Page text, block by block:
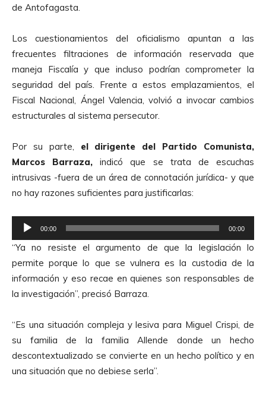
de Antofagasta.
Los cuestionamientos del oficialismo apuntan a las
frecuentes filtraciones de información reservada que
maneja Fiscalía y que incluso podrían comprometer la
seguridad del país. Frente a estos emplazamientos, el
Fiscal Nacional, Ángel Valencia, volvió a invocar cambios
estructurales al sistema persecutor.
Por su parte, el dirigente del Partido Comunista,
Marcos Barraza, indicó que se trata de escuchas
intrusivas -fuera de un área de connotación jurídica- y que
no hay razones suficientes para justificarlas:
e
r
o
d
t
o
r
00:00 00:00
“Ya no resiste el argumento de que la legislación lo
permite porque lo que se vulnera es la custodia de la
información y eso recae en quienes son responsables de
la investigación”, precisó Barraza.
“Es una situación compleja y lesiva para Miguel Crispi, de
su familia de la familia Allende donde un hecho
descontextualizado se convierte en un hecho político y en
una situación que no debiese serla”.